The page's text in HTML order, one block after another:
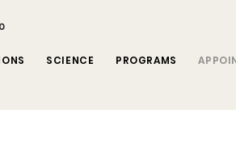
SCIENCE PROGRAMS